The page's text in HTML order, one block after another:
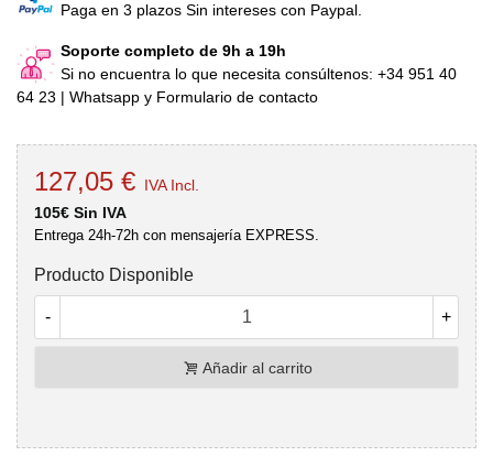
Paga en 3 plazos Sin intereses con Paypal.
Soporte completo de 9h a 19h
Si no encuentra lo que necesita consúltenos: +34 951 40
64 23 | Whatsapp y Formulario de contacto
127,05 € IVA Incl.
105€ Sin IVA
Entrega 24h-72h con mensajería EXPRESS.
Producto Disponible
- +
Añadir al carrito